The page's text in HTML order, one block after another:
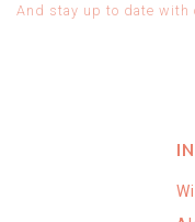
And stay up to date with